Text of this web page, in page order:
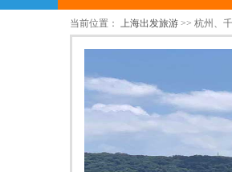
当前位置： 上海出发旅游 >> 杭州、